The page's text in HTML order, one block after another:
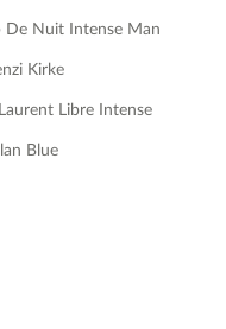
De Nuit Intense Man
Kirke
Libre Intense
Blue